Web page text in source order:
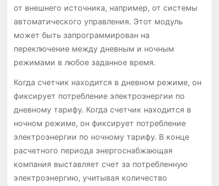
от внешнего источника, например, от системы
автоматического управления. Этот модуль
может быть запрограммирован на
переключение между дневным и ночным
режимами в любое заданное время.
Когда счетчик находится в дневном режиме, он
фиксирует потребление электроэнергии по
дневному тарифу. Когда счетчик находится в
ночном режиме, он фиксирует потребление
электроэнергии по ночному тарифу. В конце
расчетного периода энергоснабжающая
компания выставляет счет за потребленную
электроэнергию, учитывая количество